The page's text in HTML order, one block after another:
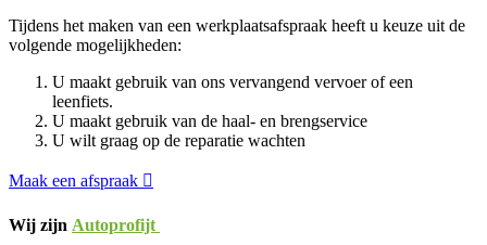
Tijdens het maken van een werkplaatsafspraak heeft u keuze uit de
volgende mogelijkheden:
U maakt gebruik van ons vervangend vervoer of een
leenfiets.
U maakt gebruik van de haal- en brengservice
U wilt graag op de reparatie wachten
Maak een afspraak
Wij zijn Autoprofijt